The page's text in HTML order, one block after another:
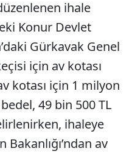
ihale
Konur Devlet
Gürkavak Genel
için av kotası
kotası için 1 milyon
49 bin 500 TL
ihaleye
Bakanlığı’ndan av